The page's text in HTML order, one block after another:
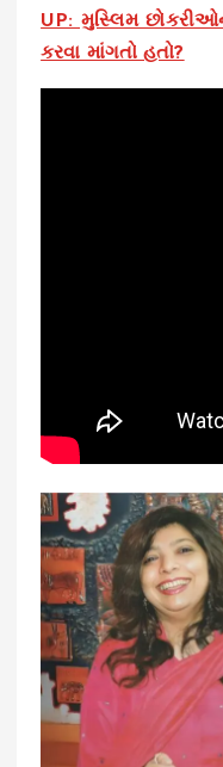
UP: મુસ્લિમ
કરવા માંગતો હતો?